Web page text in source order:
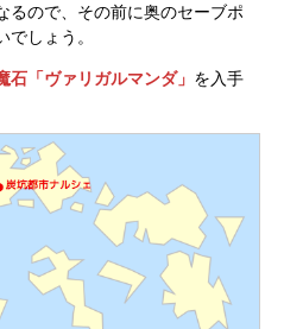
るので、その前に奥のセーブポ
しょう。
石「ヴァリガルマンダ」 を入手